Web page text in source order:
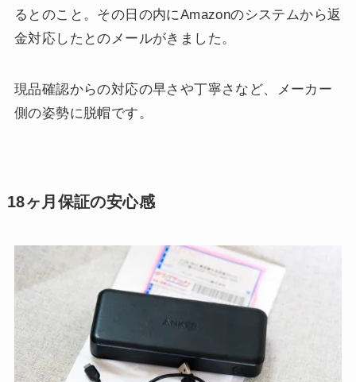
るとのこと。その日の内にAmazonのシステムから返
金対応したとのメールがきました。
現品確認からの対応の早さや丁寧さなど、メーカー
側の姿勢に脱帽です。
18ヶ月保証の安心感